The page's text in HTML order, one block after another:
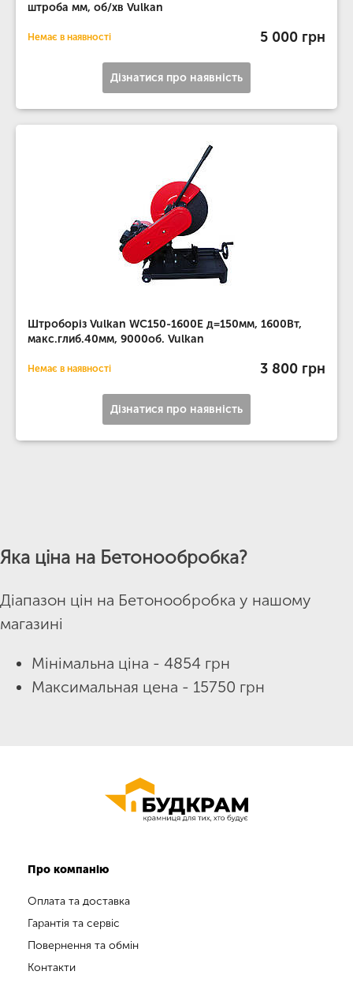
штроба мм, об/хв Vulkan
Немає в наявності 5 000 грн
Дізнатися про наявність
Штроборіз Vulkan WC150-1600E д=150мм, 1600Вт,
макс.глиб.40мм, 9000об. Vulkan
Немає в наявності 3 800 грн
Дізнатися про наявність
Яка ціна на Бетонообробка?
Діапазон цін на Бетонообробка у нашому
магазині
Мінімальна ціна - 4854 грн
Максимальная цена - 15750 грн
Про компанію
Оплата та доставка
Гарантія та сервіс
Повернення та обмін
Контакти